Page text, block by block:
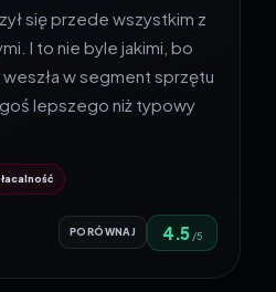
się przede wszystkim z
I to nie byle jakimi, bo
w segment sprzętu
lepszego niż typowy
PORÓWNAJ 4.5 /5